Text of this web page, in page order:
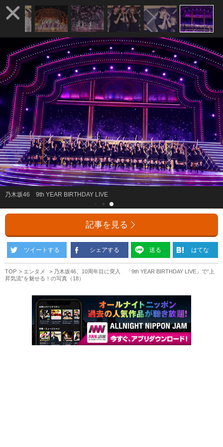
乃木坂46 9th YEAR BIRTHDAY LIVE
記事を見る
ツイートする シェアする 送る はてな
TOP エンタメ
乃木坂46、10周年目に突入 「9th YEAR BIRTHDAY LIVE」で“上
昇気流”を魅せる！の写真（18）